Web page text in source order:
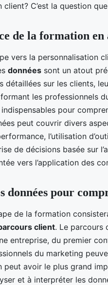
client? C’est la question
de la formation en
vers la personnalisation
données sont un atout
détaillées sur les clients,
les professionnels
indispensables pour
peut couvrir divers
l’utilisation
de décisions basée sur
vers l’application des
données pour
de la formation
client. Le parcours
entreprise, du premier
du marketing
peut avoir le plus grand
et à interpréter les